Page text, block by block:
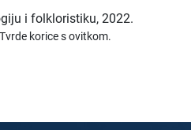
i folkloristiku, 2022.
Tvrde korice s ovitkom.